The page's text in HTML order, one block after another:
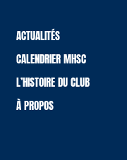
ACTUALITÉS
CALENDRIER MHSC
L’HISTOIRE DU CLUB
À PROPOS